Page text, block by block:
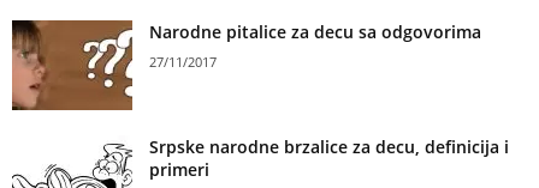
Narodne pitalice za decu sa odgovorima
27/11/2017
Srpske narodne brzalice za decu, definicija i
primeri